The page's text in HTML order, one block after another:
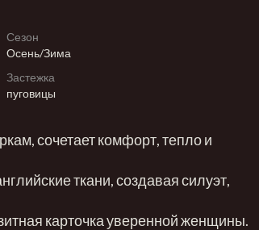
Сезон
Осень/Зима
Застежка
пуговицы
сочетает комфорт, тепло и
ткани, создавая силуэт,
карточка уверенной женщины.